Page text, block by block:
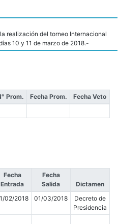
realización del torneo Internacional
10 y 11 de marzo de 2018.-
Prom. Fecha Prom.
Fecha Veto
Fecha
Entrada
Fecha
Salida
Dictamen
02/2018 01/03/2018
Decreto de
Presidencia